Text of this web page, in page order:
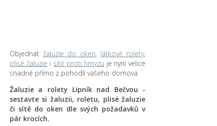
Objednat žaluzie do oken, látkové rolety,
plisé žaluzie i sítě proti hmyzu je nyní velice
snadné přímo z pohodlí vašeho domova.
Žaluzie a rolety Lipník nad Bečvou -
sestavte si žaluzii, roletu, plisé žaluzie
či sítě do oken dle svých požadavků v
pár krocích.